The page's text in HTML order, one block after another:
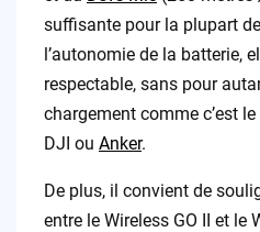
suffisante pour la plupart
l’autonomie de la batterie,
respectable, sans pour
chargement comme c’est
DJI ou Anker.
De plus, il convient de
entre le Wireless GO II et le